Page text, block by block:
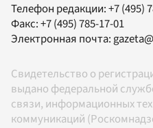
Телефон редакции:+7 (495)
Факс:+7 (495) 785-17-01
Электронная почта:
Свидетельство о
выдано федеральной
связи, информационных
коммуникаций